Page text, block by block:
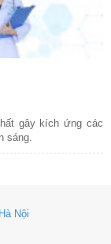
gây kích ứng các
sáng.
Nội